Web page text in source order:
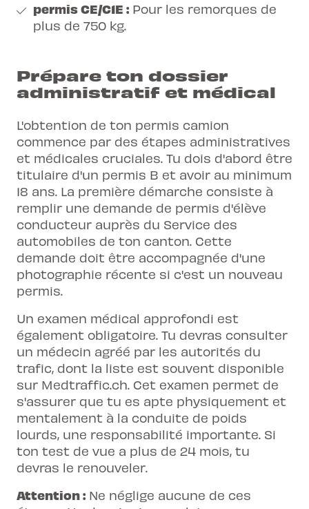
permis CE/C1E : Pour les remorques de
plus de 750 kg.
Prépare ton dossier
administratif et médical
L'obtention de ton permis camion
commence par des étapes administratives
et médicales cruciales. Tu dois d'abord être
titulaire d'un permis B et avoir au minimum
18 ans. La première démarche consiste à
remplir une demande de permis d'élève
conducteur auprès du Service des
automobiles de ton canton. Cette
demande doit être accompagnée d'une
photographie récente si c'est un nouveau
permis.
Un examen médical approfondi est
également obligatoire. Tu devras consulter
un médecin agréé par les autorités du
trafic, dont la liste est souvent disponible
sur Medtraffic.ch. Cet examen permet de
s'assurer que tu es apte physiquement et
mentalement à la conduite de poids
lourds, une responsabilité importante. Si
ton test de vue a plus de 24 mois, tu
devras le renouveler.
Attention : Ne néglige aucune de ces